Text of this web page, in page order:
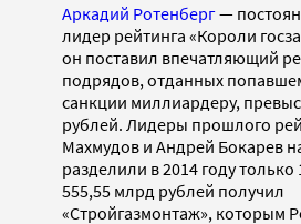
Аркадий Ротенберг—
лидер рейтинга «Короли
он поставил впечатляющий
подрядов, отданных
санкции миллиардеру,
рублей. Лидеры прошлого
Махмудов и Андрей Бокарев
разделили в 2014 году
555,55 млрд рублей получил
«Стройгазмонтаж», которым